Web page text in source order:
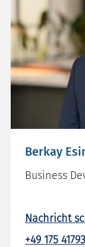
Berkay
Business
Nachricht
+49 175